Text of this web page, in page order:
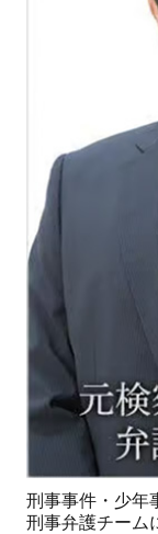
刑事事件・少年
刑事弁護チーム